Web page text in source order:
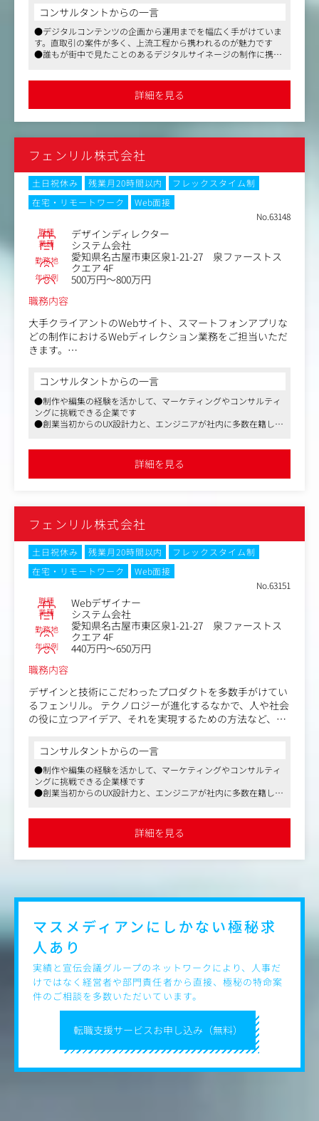
て幅広い経験を得る事ができます。
ができるようにLPO/獲得等、マーケティング全体を担って
いきます。
アカウントプランナーとしてスキルアップのための教育制
・広告設計/クライアントの課題抽出
インターネットのデジタル領域にチャンレジし、会社と共
に個人も成長していく意欲のある方をお待ちしておりま
す。
【仕事内容（変更の範囲）】会社の定める業務
課題の把握やそれらを解決に導くプランの企画はもちろ
ん、協力会社とともに進めながらプロジェクトを進めてい
くこともあるため、社内外のスタッフへの指示出しなども
担う場面もございます。
限はなく、グラフィック広告やイベントなどのリアルプロ
モーション、さらには映像を駆使したプロモーション施策
大手広告会社からの案件と直取引の案件をバランス良く受
注しており、ナショナルクライアントからの大規模な案件
や、クライアントに近いところで課題解決に向けた企画提
案に携わることもできます。
取引先は大手広告会社をはじめ、自動車メーカーやレジャ
ー施設、行政機関などジャンルは多岐に渡ります。
【主な仕事の流れ】
▼打ち合わせ
で案件の方向性を確認。
最適なチームを編成し、スケジュールや予算設定を行いま
す。
的な解決策を提案します。
▼制作・納品・フォロー
制作チームへ依頼し制作がスタート。営業は得意先と修正
【仕事内容（変更の範囲）】会社の定める業務
コンサルタントからの一言
●デジタルコンテンツの企画から運用までを幅広く手がけていま
す。直取引の案件が多く、上流工程から携われるのが魅力です
●誰もが街中で見たことのあるデジタルサイネージの制作に携わ
●平均残業時間は20～30時間と同業他社と比較しても少なめでワ
ークライフバランスも保ちやすい求人です
詳細を見る
フェンリル株式会社
土日祝休み 残業月20時間以内
フレックスタイム制
在宅・リモートワーク
Web面接
No.63148
職種 デザインディレクター
業種 システム会社
勤務地
愛知県名古屋市東区泉1-21-27 泉ファーストス
クエア 4F
年収例
500万円～800万円
職務内容
大手クライアントのWebサイト、スマートフォンアプリな
どの制作におけるWebディレクション業務をご担当いただ
きます。
となります。
①ナショナルクライアントの案件担当
②大手ゲーム会社専属の担当
＜具体的な業務内容＞
・クライアントに対する施策、企画などの提案業務
・新規ビジネス獲得に向けた営業サポート業務など
＜主な実績＞
https://www.fenrir-inc.com/jp/works/
同社は人や社会の役に立つアイデア、それを実現するため
の方法など、新しいものをつくるためのさまざまな”Ho
w”を持つ、デザインのプロフェッショナル集団です。その
ため社内にはUX/UIに関連する資格保有者が多数在籍して
最高の使い心地を実現するため、チーム全員でクライアン
トに対して、リサーチやコンセプトの策定、コンテンツの
企画提案、プロモーション計画の立案、ユーザー視点での
ユーザーとのタッチポイント全てを対象としてデザインを
つくりあげます。
またバックエンドエンジニア、フロントエンドエンジニア
イアントと一緒にサービスを成長させる部分に重きをおい
ています。
ンジニアが多く、クリエイティブはデザイナーが1名在籍
しています。
※同社は配属先関係なく案件に携わっていただきます。ハ
イブリッド勤務形態でもあるため、勤務・就業いただく上
での障壁は有りませんのでご安心ください。
【仕事内容（変更の範囲）】会社の定める業務
コンサルタントからの一言
●制作や編集の経験を活かして、マーケティングやコンサルティ
ングに挑戦できる企業です
●創業当初からのUX設計力と、エンジニアが社内に多数在籍して
成長にまで関われる機会がございます
詳細を見る
フェンリル株式会社
土日祝休み 残業月20時間以内
フレックスタイム制
在宅・リモートワーク
Web面接
No.63151
職種 Webデザイナー
業種 システム会社
勤務地
愛知県名古屋市東区泉1-21-27 泉ファーストス
クエア 4F
年収例
440万円～650万円
職務内容
デザインと技術にこだわったプロダクトを多数手がけてい
るフェンリル。 テクノロジーが進化するなかで、人や社会
の役に立つアイデア、それを実現するための方法など、ア
なく「人間味」を大切にしたデザイン、サービスを生み出
していきます。今回の募集ポジションでは、スマートフォ
ンアプリ、WebサイトのUIデザインをお任せいたします。
同社は世の中の「体験」をより良く変えるため、UX / UIの
知見を生かした設計、ビジュアルデザインはもちろん、ユ
る全てをデザインしています。
※主な実績…https://www.fenrir-inc.com/jp/works/
・ユーザーニーズの理解/整理
・UI設計
・ビジュアルデザイン
・プロトタイプ作成
【仕事内容（変更の範囲）】会社の定める業務
コンサルタントからの一言
●制作や編集の経験を活かして、マーケティングやコンサルティ
ングに挑戦できる企業様です
●創業当初からのUX設計力と、エンジニアが社内に多数在籍して
成長にまで関われる機会がございます
詳細を見る
転職支援サービスお申し込み（無料）
マスメディアンにしかない極秘求
人あり
実績と宣伝会議グループのネットワークにより、人事だ
けではなく経営者や部門責任者から直接、極秘の特命案
件のご相談を多数いただいています。